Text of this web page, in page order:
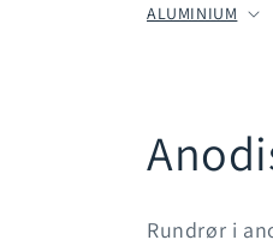
ALUMINIUM
K
o
Rundrør i